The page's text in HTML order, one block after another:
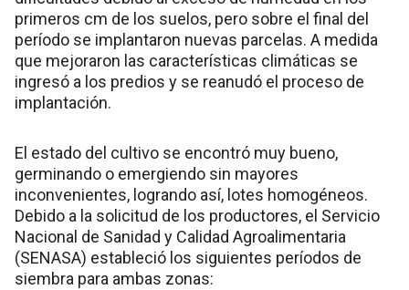
primeros cm de los suelos, pero sobre el final del
período se implantaron nuevas parcelas. A medida
que mejoraron las características climáticas se
ingresó a los predios y se reanudó el proceso de
implantación.
El estado del cultivo se encontró muy bueno,
germinando o emergiendo sin mayores
inconvenientes, logrando así, lotes homogéneos.
Debido a la solicitud de los productores, el Servicio
Nacional de Sanidad y Calidad Agroalimentaria
(SENASA) estableció los siguientes períodos de
siembra para ambas zonas: